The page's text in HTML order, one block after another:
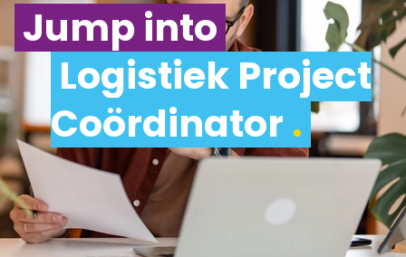
Jump into
Logistiek Project
Coördinator .